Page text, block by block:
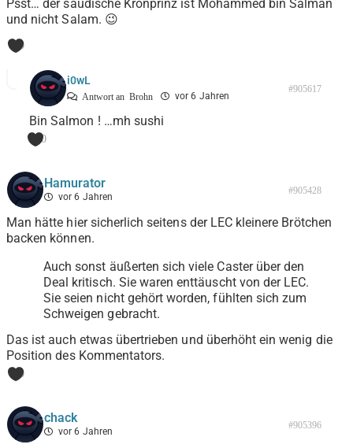
Psst… der saudische Kronprinz ist Mohammed bin Salman
und nicht Salam. 😉
0
i0wL
Antwort an Brohn vor 6 Jahren
#905617
Bin Salmon ! …mh sushi
0
Hamurator
vor 6 Jahren
#905428
Man hätte hier sicherlich seitens der LEC kleinere Brötchen
backen können.
Auch sonst äußerten sich viele Caster über den
Deal kritisch. Sie waren enttäuscht von der LEC.
Sie seien nicht gehört worden, fühlten sich zum
Schweigen gebracht.
Das ist auch etwas übertrieben und überhöht ein wenig die
Position des Kommentators.
0
chack
vor 6 Jahren
#905396